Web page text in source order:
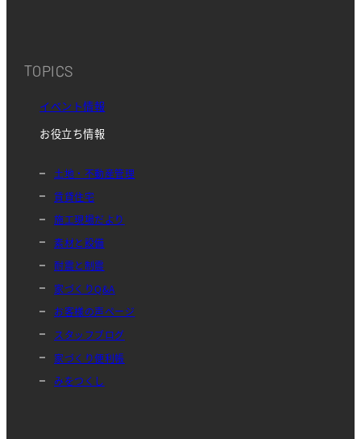
TOPICS
イベント情報
お役立ち情報
土地・不動産管理
賃貸住宅
施工現場だより
素材と設備
耐震と制震
家づくりQ&A
お客様の声ページ
スタッフブログ
家づくり便利帳
みをつくし